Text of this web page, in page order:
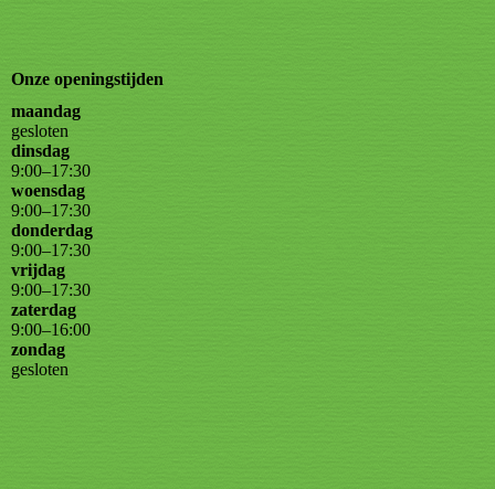
Onze openingstijden
maandag
gesloten
dinsdag
9:00–17:30
woensdag
9:00–17:30
donderdag
9:00–17:30
vrijdag
9:00–17:30
zaterdag
9:00–16:00
zondag
gesloten